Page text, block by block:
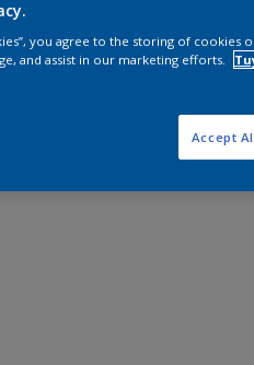
you agree to the storing of cookies
and assist in our marketing efforts.
Accept